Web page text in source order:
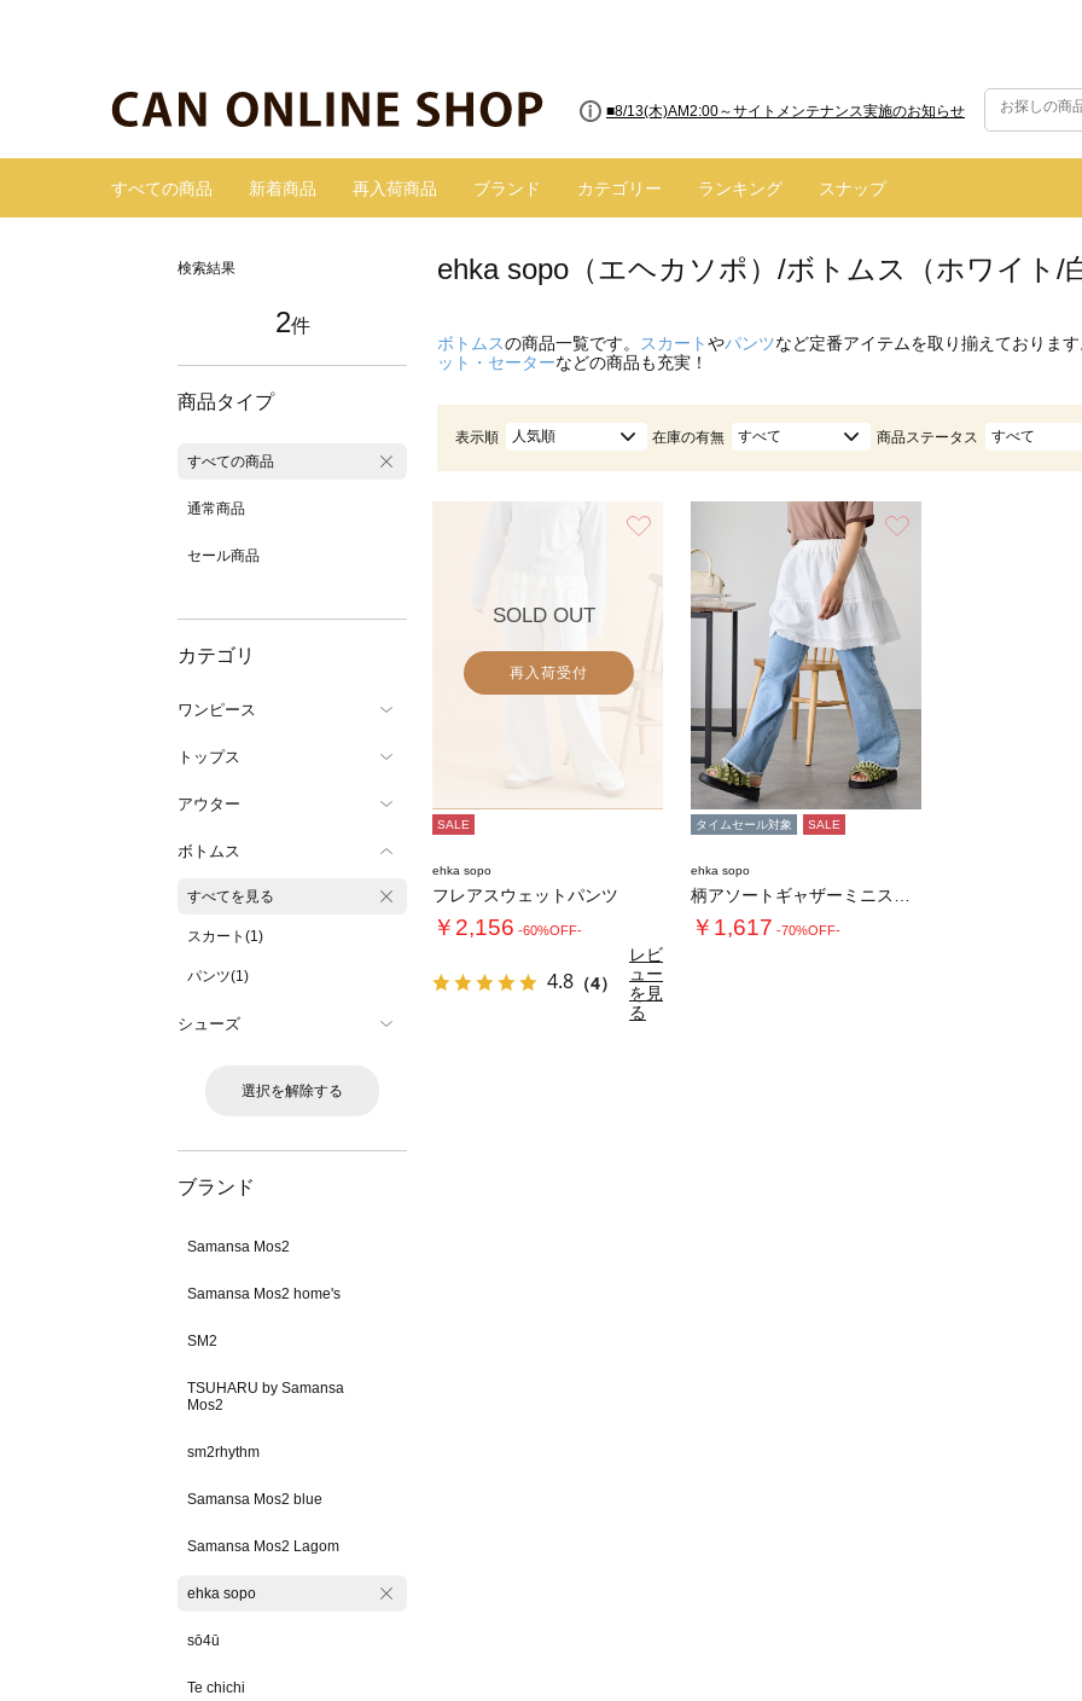
■8/13(木)AM2:00～サイトメンテナンス実施のお知らせ
すべての商品 新着商品 再入荷商品 ブランド カテゴリー ランキング スナップ
検索結果
2件
商品タイプ
すべての商品
通常商品
セール商品
カテゴリ
ワンピース
トップス
アウター
ボトムス
すべてを見る
スカート(1)
パンツ(1)
シューズ
選択を解除する
ブランド
Samansa Mos2
Samansa Mos2 home's
SM2
TSUHARU by Samansa
Mos2
sm2rhythm
Samansa Mos2 blue
Samansa Mos2 Lagom
ehka sopo
sō4ū
Te chichi
ehka sopo（エヘカソポ）/ボトムス（ホワイト/
ボトムスの商品一覧です。 スカートやパンツなど定番アイテムを取り揃えておりま
ット・セーターなどの商品も充実！
表示順 人気順 在庫の有無 すべて 商品ステータス すべて
SOLD OUT
再入荷受付
SALE
ehka sopo
フレアスウェットパンツ
￥2,156 -60%OFF-
4.8 （4）
レビ
ュー
を見
る
タイムセール対象 SALE
ehka sopo
￥1,617 -70%OFF-